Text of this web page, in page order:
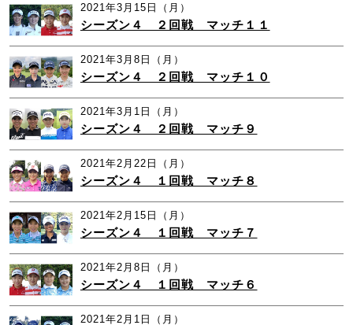
2021年3月15日（月）
シーズン４ ２回戦 マッチ１１
2021年3月8日（月）
シーズン４ ２回戦 マッチ１０
2021年3月1日（月）
シーズン４ ２回戦 マッチ９
2021年2月22日（月）
シーズン４ １回戦 マッチ８
2021年2月15日（月）
シーズン４ １回戦 マッチ７
2021年2月8日（月）
シーズン４ １回戦 マッチ６
2021年2月1日（月）